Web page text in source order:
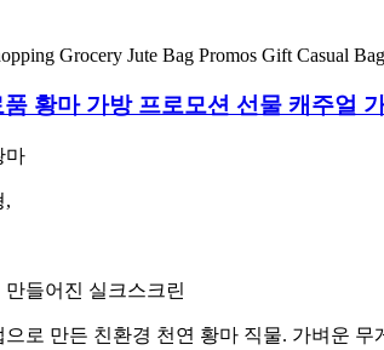
황마 가방 프로모션 선물 캐주얼 가
마
,
들어진 실크스크린
로 만든 친환경 천연 황마 직물. 가벼운